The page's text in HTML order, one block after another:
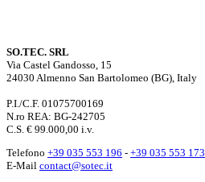
SO.TEC. SRL
Via Castel Gandosso, 15
24030 Almenno San Bartolomeo (BG), Italy
P.I./C.F. 01075700169
N.ro REA: BG-242705
C.S. € 99.000,00 i.v.
Telefono +39 035 553 196 - +39 035 553 173
E-Mail contact@sotec.it